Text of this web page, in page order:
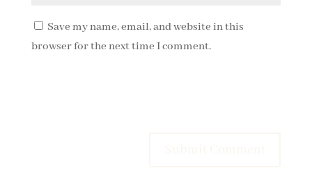
Save my name, email, and website in this
browser for the next time I comment.